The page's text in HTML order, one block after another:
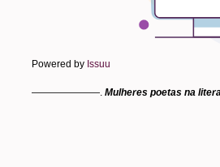
Powered by Issuu
———————. Mulheres poetas na